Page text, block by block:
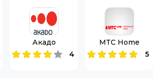
Акадо
4
МТС Home
5